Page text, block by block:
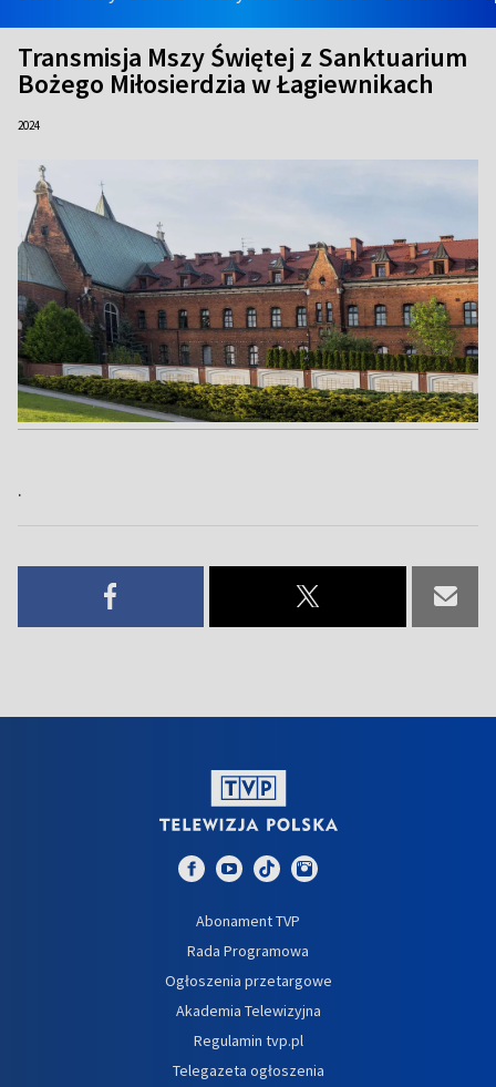
Transmisja Mszy Świętej z Sanktuarium
Bożego Miłosierdzia w Łagiewnikach
2024
.
Abonament TVP
Rada Programowa
Ogłoszenia przetargowe
Akademia Telewizyjna
Regulamin tvp.pl
Telegazeta ogłoszenia